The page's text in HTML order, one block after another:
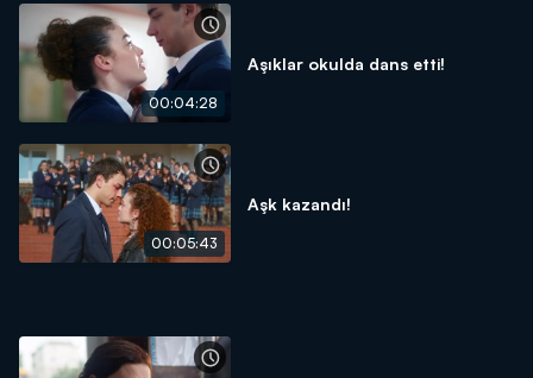
00:04:28
Aşıklar okulda dans etti!
00:05:43
Aşk kazandı!